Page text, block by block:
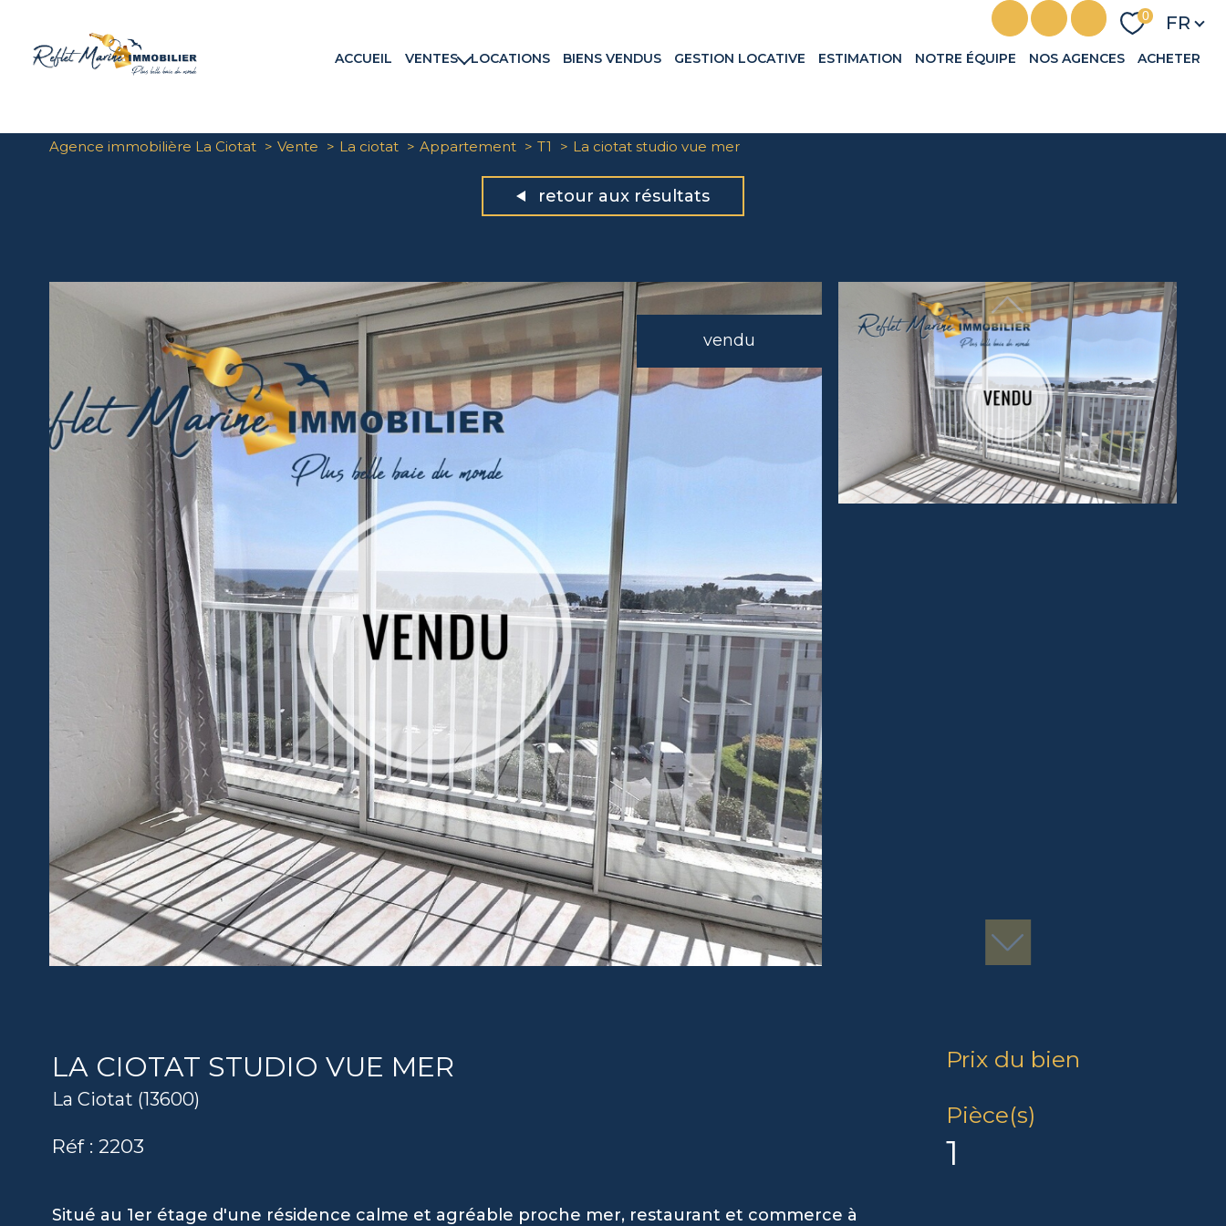
0 FR
ACCUEIL VENTES
Terrains
LOCATIONS BIENS VENDUS GESTION LOCATIVE ESTIMATION NOTRE ÉQUIPE NOS AGENCES ACHETER
Agence immobilière La Ciotat Vente La ciotat Appartement T1 La ciotat studio vue mer
retour aux résultats
vendu
LA CIOTAT STUDIO VUE MER
La Ciotat (13600)
Réf : 2203
Situé au 1er étage d'une résidence calme et agréable proche mer, restaurant et commerce à
Prix du bien
Pièce(s)
1